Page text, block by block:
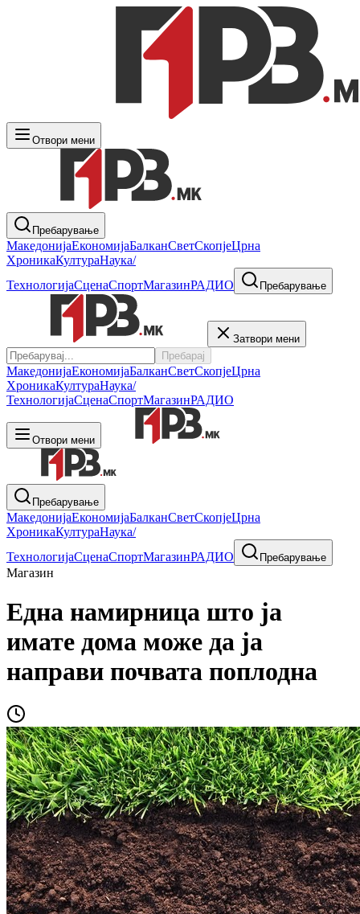
Отвори мени
Пребарување
МакедонијаЕкономијаБалканСветСкопјеЦрна
ХроникаКултураНаука/
ТехнологијаСценаСпортМагазинРАДИО Пребарување
Затвори мени
Пребарај
МакедонијаЕкономијаБалканСветСкопјеЦрна
ХроникаКултураНаука/
ТехнологијаСценаСпортМагазинРАДИО
Отвори мени
Пребарување
МакедонијаЕкономијаБалканСветСкопјеЦрна
ХроникаКултураНаука/
ТехнологијаСценаСпортМагазинРАДИО Пребарување
Магазин
Една намирница што ја
имате дома може да ја
направи почвата поплодна